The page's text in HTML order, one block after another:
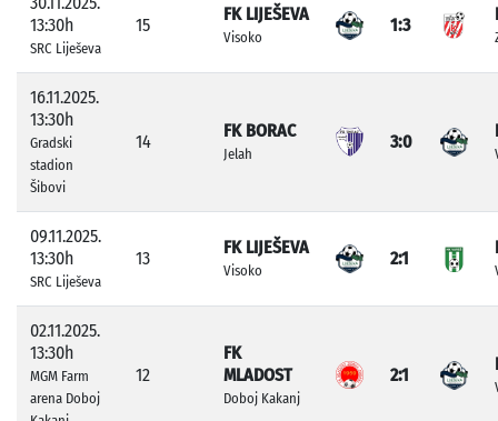
13:30h
SRC Liješeva
15
FK LIJEŠEVA
Visoko
1:3
16.11.2025.
13:30h
Gradski
stadion
Šibovi
14
FK BORAC
Jelah
3:0
09.11.2025.
13:30h
SRC Liješeva
13
FK LIJEŠEVA
Visoko
2:1
02.11.2025.
13:30h
MGM Farm
arena Doboj
12
FK
MLADOST
Doboj Kakanj
2:1